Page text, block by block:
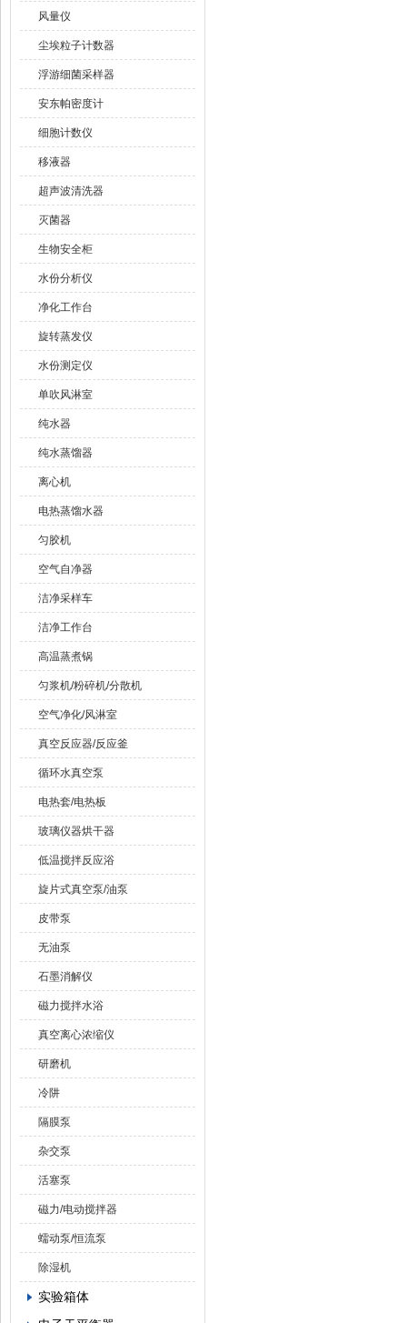
风量仪
尘埃粒子计数器
浮游细菌采样器
安东帕密度计
细胞计数仪
移液器
超声波清洗器
灭菌器
生物安全柜
水份分析仪
净化工作台
旋转蒸发仪
水份测定仪
单吹风淋室
纯水器
纯水蒸馏器
离心机
电热蒸馏水器
匀胶机
空气自净器
洁净采样车
洁净工作台
高温蒸煮锅
匀浆机/粉碎机/分散机
空气净化/风淋室
真空反应器/反应釜
循环水真空泵
电热套/电热板
玻璃仪器烘干器
低温搅拌反应浴
旋片式真空泵/油泵
皮带泵
无油泵
石墨消解仪
磁力搅拌水浴
真空离心浓缩仪
研磨机
冷阱
隔膜泵
杂交泵
活塞泵
磁力/电动搅拌器
蠕动泵/恒流泵
除湿机
实验箱体